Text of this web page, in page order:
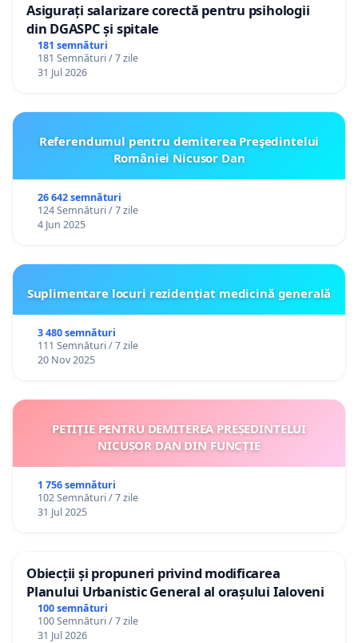
Asigurați salarizare corectă pentru psihologii
din DGASPC și spitale
181 semnături
181 Semnături / 7 zile
31 Jul 2026
Referendumul pentru demiterea Preşedintelui
României Nicusor Dan
26 642 semnături
124 Semnături / 7 zile
4 Jun 2025
Suplimentare locuri rezidențiat medicină generală
3 480 semnături
111 Semnături / 7 zile
20 Nov 2025
PETIȚIE PENTRU DEMITEREA PREȘEDINTELUI
NICUȘOR DAN DIN FUNCȚIE
1 756 semnături
102 Semnături / 7 zile
31 Jul 2025
Obiecții și propuneri privind modificarea
Planului Urbanistic General al orașului Ialoveni
100 semnături
100 Semnături / 7 zile
31 Jul 2026